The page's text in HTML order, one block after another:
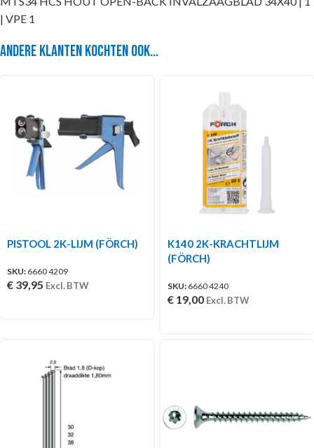
| VPE 1
Andere klanten kochten ook...
PISTOOL 2K-LIJM (FÖRCH)
SKU: 6660 4209
€ 39,95 Excl. BTW
K140 2K-KRACHTLIJM
(FÖRCH)
SKU: 6660 4240
€ 19,00 Excl. BTW